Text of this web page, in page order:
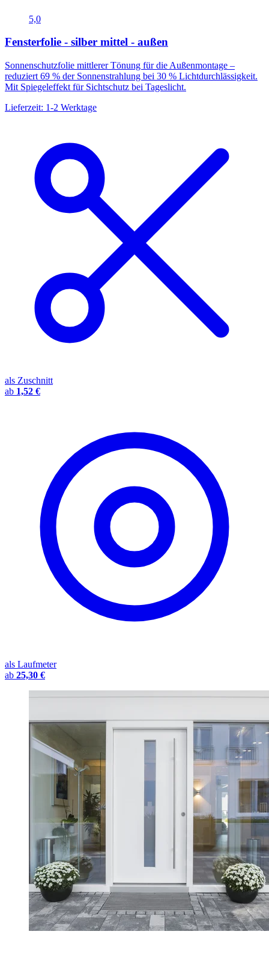
5,0
Fensterfolie - silber mittel - außen
Sonnenschutzfolie mittlerer Tönung für die Außenmontage –
reduziert 69 % der Sonnenstrahlung bei 30 % Lichtdurchlässigkeit.
Mit Spiegeleffekt für Sichtschutz bei Tageslicht.
Lieferzeit: 1-2 Werktage
als Zuschnitt
ab 1,52 €
als Laufmeter
ab 25,30 €